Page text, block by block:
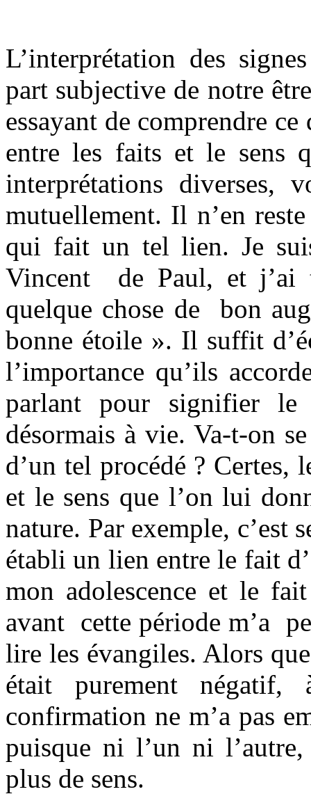
L’interprétation des
part subjective de notre
essayant de comprendre
entre les faits et le sens
interprétations diverses,
mutuellement. Il n’en
qui fait un tel lien. Je
Vincent de Paul, et j’ai
quelque chose de bon
bonne étoile ». Il suffit
l’importance qu’ils
parlant pour signifier
désormais à vie. Va-t-on
d’un tel procédé ?
et le sens que l’on lui
nature. Par exemple, c’est
établi un lien entre le fait
mon adolescence et le
avant cette période m’a
lire les évangiles. Alors
était purement
confirmation ne m’a pas
puisque ni l’un ni
plus de sens.